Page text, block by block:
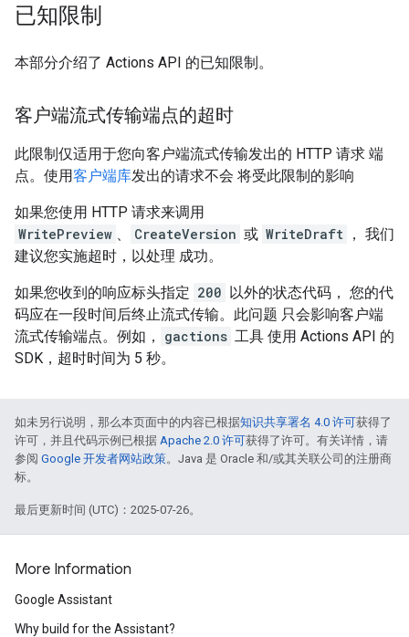
已知限制
本部分介绍了 Actions API 的已知限制。
客户端流式传输端点的超时
此限制仅适用于您向客户端流式传输发出的 HTTP 请求 端
点。使用客户端库发出的请求不会 将受此限制的影响
如果您使用 HTTP 请求来调用
WritePreview 、 CreateVersion 或 WriteDraft ， 我们
建议您实施超时，以处理 成功。
如果您收到的响应标头指定 200 以外的状态代码， 您的代
码应在一段时间后终止流式传输。此问题 只会影响客户端
流式传输端点。例如，
gactions 工具 使用 Actions API 的
SDK，超时时间为 5 秒。
如未另行说明，那么本页面中的内容已根据知识共享署名 4.0 许可获得了
许可，并且代码示例已根据 Apache 2.0 许可获得了许可。有关详情，请
参阅 Google 开发者网站政策。Java 是 Oracle 和/或其关联公司的注册商
标。
最后更新时间 (UTC)：2025-07-26。
More Information
Google Assistant
Why build for the Assistant?